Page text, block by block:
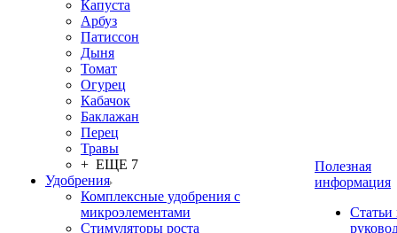
Капуста
Арбуз
Патиссон
Дыня
Томат
Огурец
Кабачок
Баклажан
Перец
Травы
+ ЕЩЕ 7
Удобрения
Комплексные удобрения с
микроэлементами
Стимуляторы роста
Полезная
информация
Статьи